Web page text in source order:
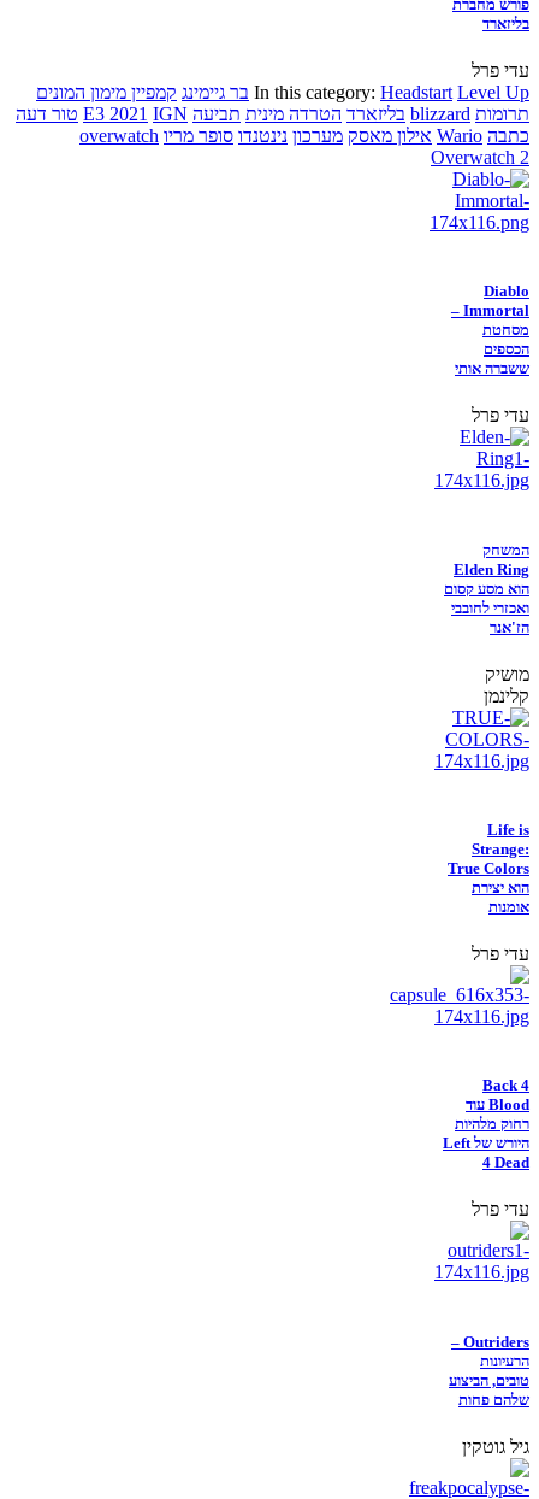
פורש מחברת
בליזארד
עדי פרל
In this category: Headstart Level Up בר גיימינג קמפיין מימון המונים
תרומות blizzard בליזארד הטרדה מינית תביעה E3 2021 IGN
טור דעה
כתבה Wario אילון מאסק מערכון נינטנדו סופר מריו overwatch
Overwatch 2
Diablo
Immortal –
מסחטת
הכספים
ששברה אותי
עדי פרל
המשחק
Elden Ring
הוא מסע קסום
ואכזרי לחובבי
הז'אנר
מושיק
קלינמן
Life is
Strange:
True Colors
הוא יצירת
אומנות
עדי פרל
Back 4
Blood עוד
רחוק מלהיות
היורש של Left
4 Dead
עדי פרל
Outriders –
הרעיונות
טובים, הביצוע
שלהם פחות
גיל גוטקין